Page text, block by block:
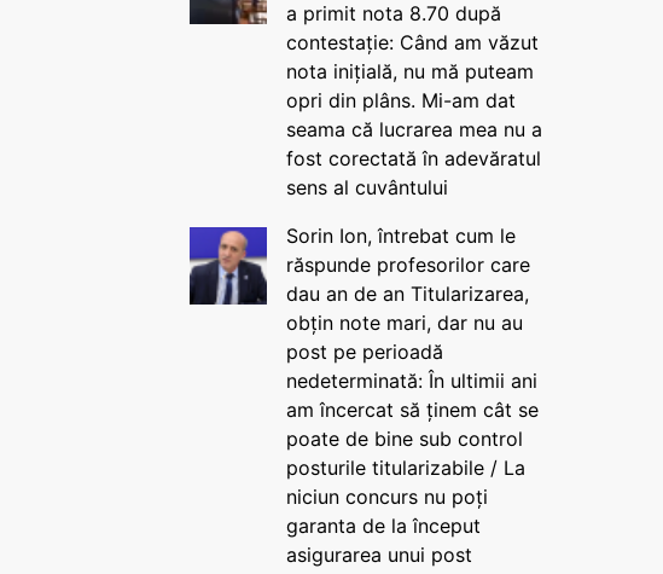
a primit nota 8.70 după
contestație: Când am văzut
nota inițială, nu mă puteam
opri din plâns. Mi-am dat
seama că lucrarea mea nu a
fost corectată în adevăratul
sens al cuvântului
Sorin Ion, întrebat cum le
răspunde profesorilor care
dau an de an Titularizarea,
obțin note mari, dar nu au
post pe perioadă
nedeterminată: În ultimii ani
am încercat să ținem cât se
poate de bine sub control
posturile titularizabile / La
niciun concurs nu poți
garanta de la început
asigurarea unui post